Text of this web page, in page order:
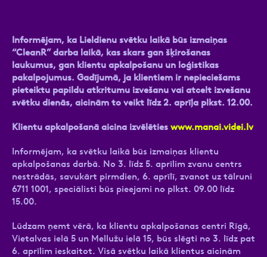
Informējam, ka Lieldienu svētku laikā būs izmaiņas
“CleanR” darba laikā, kas skars gan šķirošanas
laukumus, gan klientu apkalpošanu un loģistikas
pakalpojumus. Gadījumā, ja klientiem ir nepieciešams
pieteiktu papildu atkritumu izvešanu vai atcelt izvešanu
svētku dienās, aicinām to veikt līdz 2. aprīļa plkst. 12.00.
Klientu apkalpošanā aicina izvēlēties www.manai.videi.lv
Informējam, ka svētku laikā būs izmaiņas klientu
apkalpošanas darbā. No 3. līdz 5. aprīlim zvanu centrs
nestrādās, savukārt pirmdien, 6. aprīlī, zvanot uz tālruni
6711 1001, speciālisti būs pieejami no plkst. 09.00 līdz
15.00.
Lūdzam ņemt vērā, ka klientu apkalpošanas centri Rīgā,
Vietalvas ielā 5 un Mellužu ielā 15, būs slēgti no 3. līdz pat
6. aprīlim ieskaitot. Visā svētku laikā klientus aicinām
Ziņa
Atzīmējiet, ka piekrītat personas datu
apstrādei.Vairāk